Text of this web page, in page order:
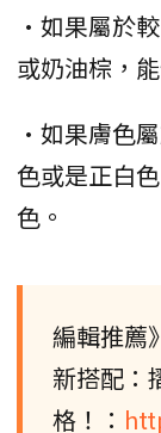
•如果屬於
或奶油棕，
•如果膚色
色或是正白
色。
編輯推薦
新搭配：
格！：